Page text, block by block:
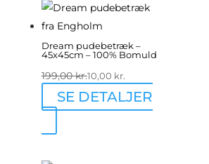
Dream pudebetræk –
45x45cm – 100% Bomuld
199,00kr.10,00 kr.
SE DETALJER